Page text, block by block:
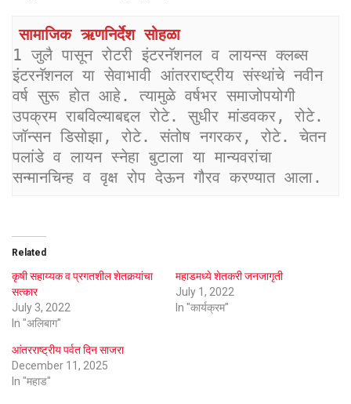
सामाजिक ऋणनिर्देश सोहळा
1 जुलै पासून रोटरी इंटरनॅशनल व लायन्स क्लब्स
इंटरनॅशनल या सेवाभावी आंतरराष्ट्रीय संस्थांचे नवीन
वर्ष सुरू होत आहे. त्यामुळे वर्षभर समाजोपयोगी
उपक्रम राबविल्याबद्दल रोटे. सुधीर मांडवकर, रोटे.
जॉन्सन डिसोझा, रोटे. संतोष नगरकर, रोटे. चेतन
पलांडे व लायन स्नेहा बुटाला या मान्यवरांचा
सन्मानचिन्ह व वृक्ष रोप देऊन गौरव करण्यात आला.
Related
कृषी सहाय्यक व प्रगतशील शेतकर्‍यांचा
सत्कार
July 3, 2022
In "अलिबाग"
महाडमध्ये शेतकरी जनजागृती
July 1, 2022
In "कार्यक्रम"
आंतरराष्ट्रीय पर्वत दिन साजरा
December 11, 2025
In "महाड"